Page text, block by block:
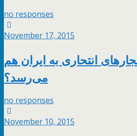
no responses
November 17, 2015
انتحاری به ایران هم
می‌رسد؟
no responses
November 10, 2015